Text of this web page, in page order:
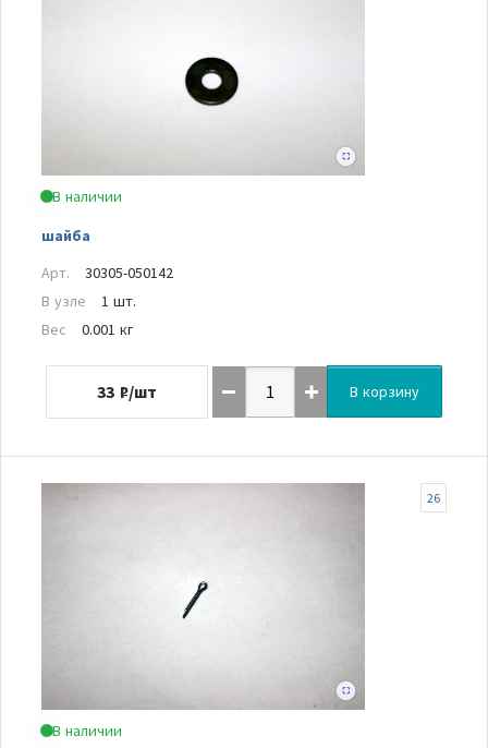
В наличии
шайба
Арт.
30305-050142
В узле
1 шт.
Вес
0.001 кг
33 ₽/шт В корзину
В наличии
26